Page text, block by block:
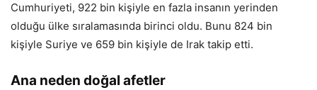
Cumhuriyeti, 922 bin kişiyle en fazla insanın yerinden
olduğu ülke sıralamasında birinci oldu. Bunu 824 bin
kişiyle Suriye ve 659 bin kişiyle de Irak takip etti.
Ana neden doğal afetler